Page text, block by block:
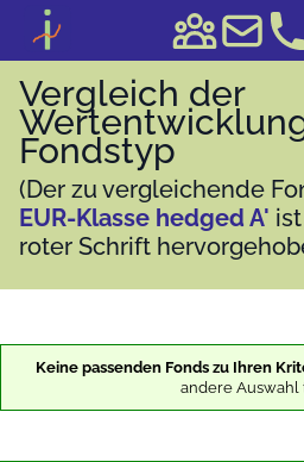
Vergleich der
Fondstyp
(Der zu vergleichende
EUR-Klasse hedged A'
roter Schrift
Keine passenden Fonds zu Ihren
andere Auswahl